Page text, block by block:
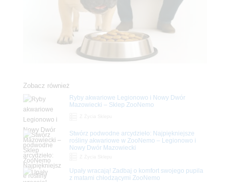
Zobacz również
Ryby akwariowe Legionowo i Nowy Dwór
Mazowiecki – Sklep ZooNemo
Stwórz podwodne arcydzieło: Najpiękniejsze
rośliny akwariowe w ZooNemo – Legionowo i
Nowy Dwór Mazowiecki
Upały wracają! Zadbaj o komfort swojego pupila
z matami chłodzącymi ZooNemo